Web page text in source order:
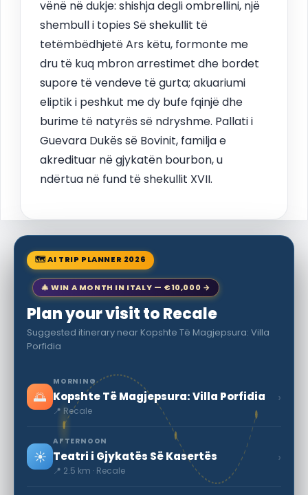
vënë në dukje: shishja degli ombrellini, një
shembull i topies Së shekullit të
tetëmbëdhjetë Ars këtu, formonte me
dru të kuq mbron arrestimet dhe bordet
supore të vendeve të gurta; akuariumi
eliptik i peshkut me dy bufe fqinjë dhe
burime të natyrës së ndryshme. Pallati i
Guevara Dukës së Bovinit, familja e
akredituar në gjykatën bourbon, u
ndërtua në fund të shekullit XVII.
🗺 AI TRIP PLANNER 2026
🎄 WIN A MONTH IN ITALY — €10,000 →
Plan your visit to Recale
Suggested itinerary near Kopshte Të Magjepsura: Villa
Porfidia
🌅
MORNING
Kopshte Të Magjepsura: Villa Porfidia
📍 Recale
›
☀️
AFTERNOON
Teatri i Gjykatës Së Kasertës
📍 2.5 km · Recale
›